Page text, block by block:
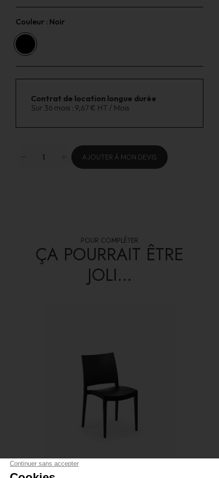
Couleur : Noir
Contrat de location longue durée
Sur 36 mois : 9,67 € HT / Mois
AJOUTER À MON DEVIS
POUR COMPLÉTER
ÇA POURRAIT ÊTRE
JOLI...